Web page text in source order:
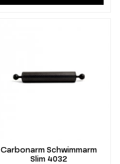
Carbonarm Schwimmarm
Slim 4032